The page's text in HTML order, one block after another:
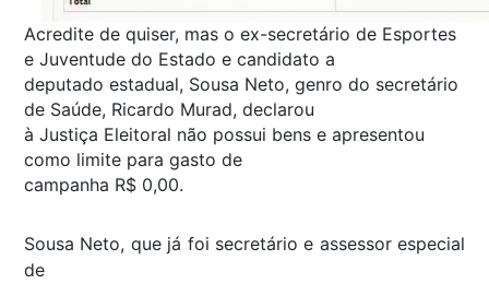
Acredite de quiser, mas o ex-secretário de Esportes
e Juventude do Estado e candidato a
deputado estadual, Sousa Neto, genro do secretário
de Saúde, Ricardo Murad, declarou
à Justiça Eleitoral não possui bens e apresentou
como limite para gasto de
campanha R$ 0,00.
Sousa Neto, que já foi secretário e assessor especial
de